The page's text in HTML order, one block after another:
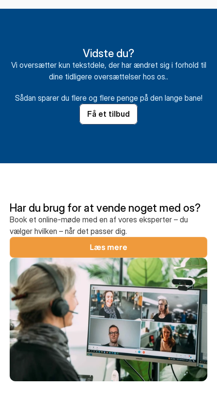
Vidste du?
Vi oversætter kun tekstdele, der har ændret sig i forhold til
dine tidligere oversættelser hos os..
Sådan sparer du flere og flere penge på den lange bane!
Få et tilbud
Har du brug for at vende noget med os?
Book et online-møde med en af vores eksperter – du
vælger hvilken – når det passer dig.
Læs mere